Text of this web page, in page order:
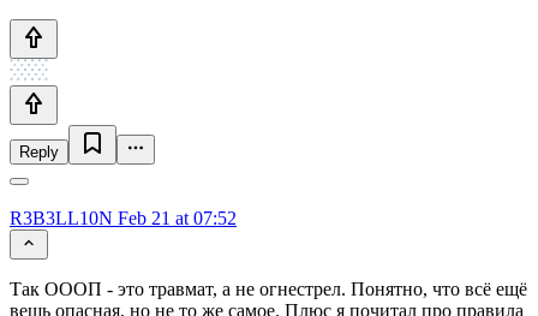
Reply
R3B3LL10N Feb 21 at 07:52
Так ОООП - это травмат, а не огнестрел. Понятно, что всё ещё
вещь опасная, но не то же самое. Плюс я почитал про правила